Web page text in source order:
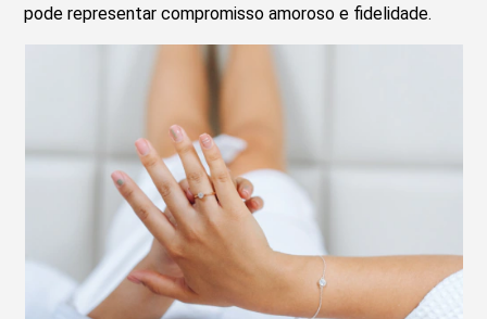
pode representar compromisso amoroso e fidelidade.